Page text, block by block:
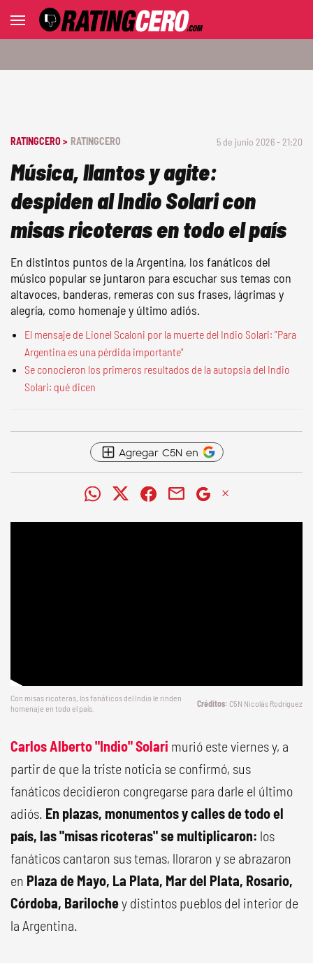
RATINGCERO > RATINGCERO 5 de junio 2026 - 21:20
Música, llantos y agite:
despiden al Indio Solari con
misas ricoteras en todo el país
En distintos puntos de la Argentina, los fanáticos del
músico popular se juntaron para escuchar sus temas con
altavoces, banderas, remeras con sus frases, lágrimas y
alegría, como homenaje y último adiós.
El mensaje de Lionel Scaloni por la muerte del Indio Solari: "Para
Argentina es una pérdida importante"
Se conocieron los primeros resultados de la autopsia del Indio
Solari: qué dicen
Agregar C5N en
Con misas ricoteras, los fanáticos del Indio le rinden
homenaje en todo el país.
C5N Nicolás Rodríguez
Carlos Alberto "Indio" Solari murió este viernes y, a
partir de que la triste noticia se confirmó, sus
fanáticos decidieron congregarse para darle el último
adiós. En plazas, monumentos y calles de todo el
país, las "misas ricoteras" se multiplicaron: los
fanáticos cantaron sus temas, lloraron y se abrazaron
en Plaza de Mayo, La Plata, Mar del Plata, Rosario,
Córdoba, Barilochey distintos pueblos del interior de
la Argentina.